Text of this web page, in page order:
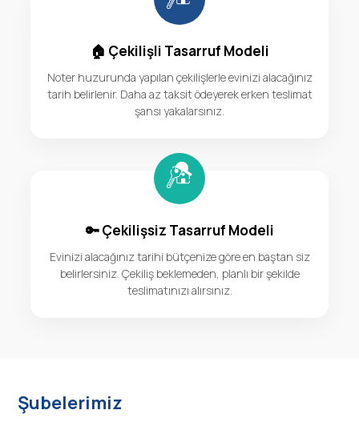
🏠 Çekilişli Tasarruf Modeli
Noter huzurunda yapılan çekilişlerle evinizi alacağınız
tarih belirlenir. Daha az taksit ödeyerek erken teslimat
şansı yakalarsınız.
🔑 Çekilişsiz Tasarruf Modeli
Evinizi alacağınız tarihi bütçenize göre en baştan siz
belirlersiniz. Çekiliş beklemeden, planlı bir şekilde
teslimatınızı alırsınız.
Şubelerimiz